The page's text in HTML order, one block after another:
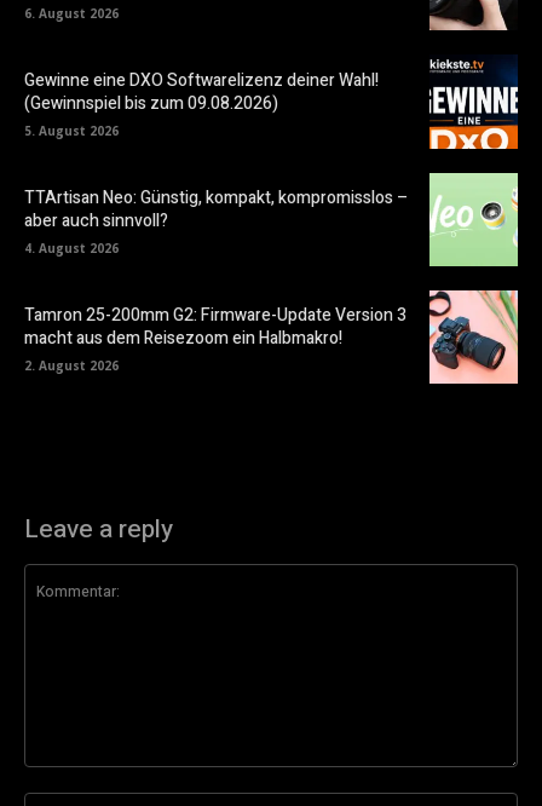
6. August 2026
Gewinne eine DXO Softwarelizenz deiner Wahl!
(Gewinnspiel bis zum 09.08.2026)
5. August 2026
TTArtisan Neo: Günstig, kompakt, kompromisslos –
aber auch sinnvoll?
4. August 2026
Tamron 25-200mm G2: Firmware-Update Version 3
macht aus dem Reisezoom ein Halbmakro!
2. August 2026
Leave a reply